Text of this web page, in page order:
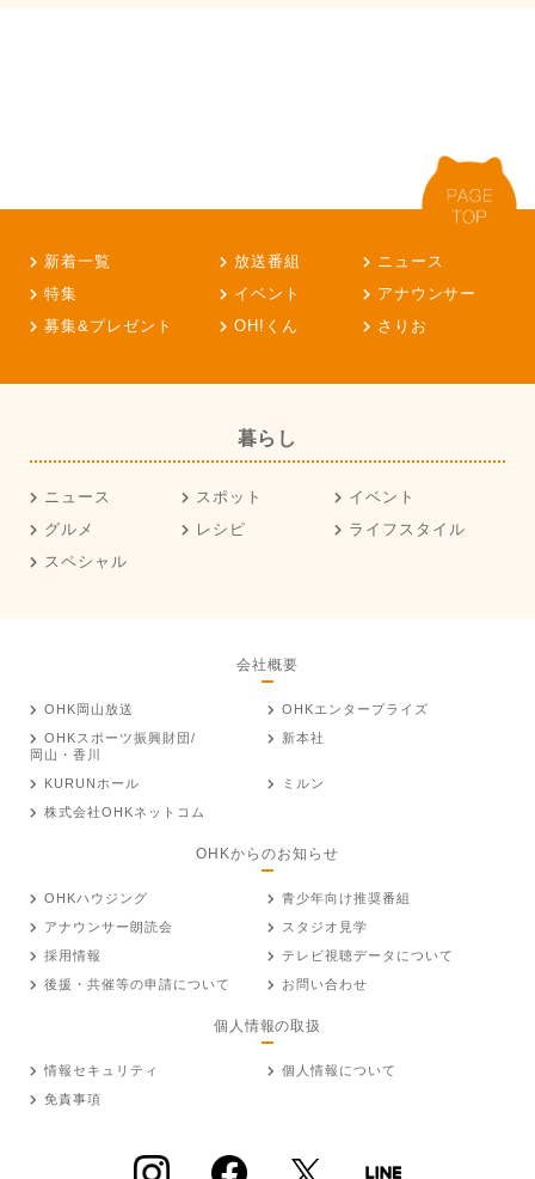
新着一覧 放送番組
ニュース
特集
イベント
アナウンサー
募集&プレゼント
OH!くん さりお
暮らし
ニュース スポット
イベント
グルメ
レシピ
ライフスタイル
スペシャル
会社概要
OHK岡山放送
OHKエンタープライズ
OHKスポーツ振興財団/
岡山・香川
新本社
KURUNホール
ミルン
株式会社OHKネットコム
OHKからのお知らせ
OHKハウジング
青少年向け推奨番組
アナウンサー朗読会
スタジオ見学
採用情報
テレビ視聴データについて
後援・共催等の申請について
お問い合わせ
個人情報の取扱
情報セキュリティ
個人情報について
免責事項